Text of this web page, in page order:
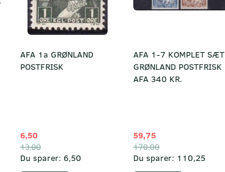
AFA 1a GRØNLAND
POSTFRISK
6,50
13,00
Du sparer: 6,50
AFA 1-7 KOMPLET SÆT
GRØNLAND POSTFRISK
AFA 340 KR.
59,75
170,00
Du sparer: 110,25